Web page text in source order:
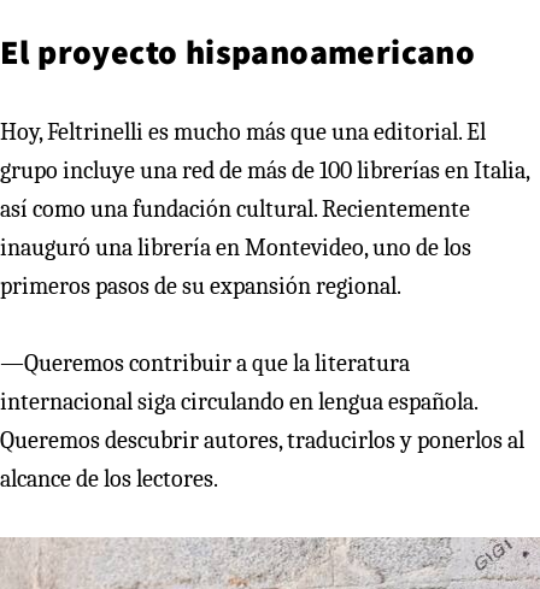
El proyecto hispanoamericano
Hoy, Feltrinelli es mucho más que una editorial. El
grupo incluye una red de más de 100 librerías en Italia,
así como una fundación cultural. Recientemente
inauguró una librería en Montevideo, uno de los
primeros pasos de su expansión regional.
—Queremos contribuir a que la literatura
internacional siga circulando en lengua española.
Queremos descubrir autores, traducirlos y ponerlos al
alcance de los lectores.